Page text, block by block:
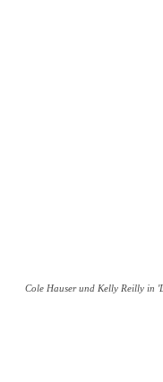
Cole Hauser und Kelly Reilly in